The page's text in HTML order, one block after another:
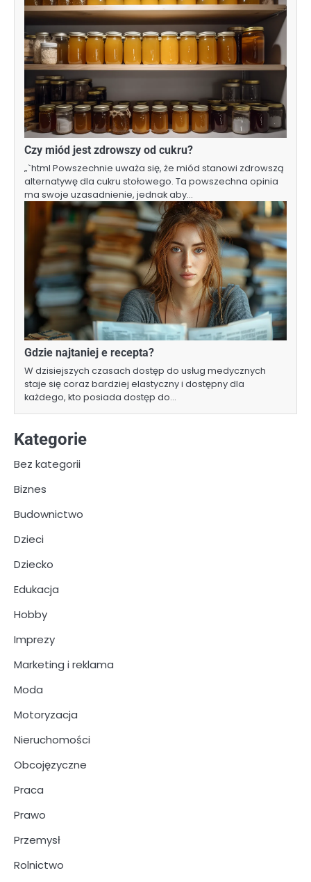
Czy miód jest zdrowszy od cukru?
„`html Powszechnie uważa się, że miód stanowi zdrowszą
alternatywę dla cukru stołowego. Ta powszechna opinia
ma swoje uzasadnienie, jednak aby…
Gdzie najtaniej e recepta?
W dzisiejszych czasach dostęp do usług medycznych
staje się coraz bardziej elastyczny i dostępny dla
każdego, kto posiada dostęp do…
Kategorie
Bez kategorii
Biznes
Budownictwo
Dzieci
Dziecko
Edukacja
Hobby
Imprezy
Marketing i reklama
Moda
Motoryzacja
Nieruchomości
Obcojęzyczne
Praca
Prawo
Przemysł
Rolnictwo